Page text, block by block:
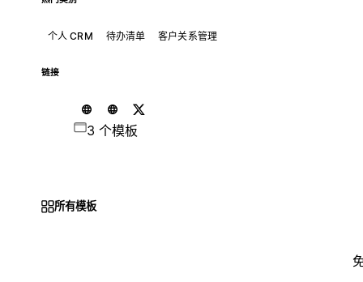
个人 CRM 待办清单 客户关系管理
链接
3 个模板
所有模板